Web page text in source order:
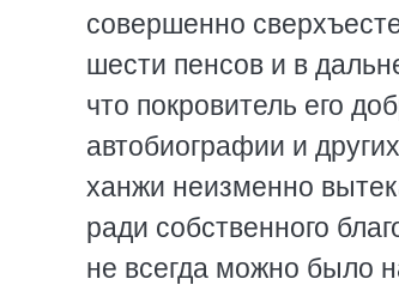
совершенно
шести пенсов и в
что покровитель его
автобиографии и
ханжи неизменно
ради собственного
не всегда можно было